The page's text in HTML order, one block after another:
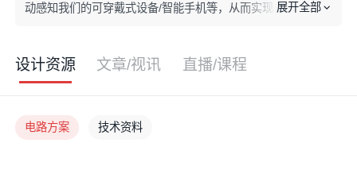
动感知我们的可穿戴式设备/智能手机等，从而实现自动鉴权和
展开全部
设计资源 文章/视讯 直播/课程
电路方案 技术资料